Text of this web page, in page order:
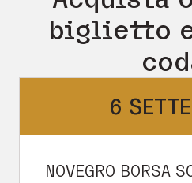
biglietto
6
NOVEGRO BORSA